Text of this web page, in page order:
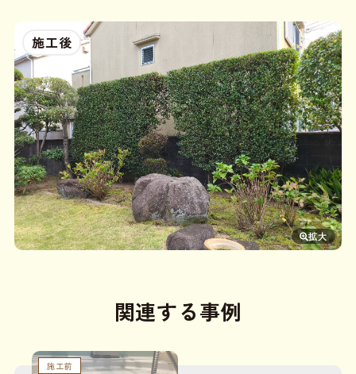
施工後
関連する事例
施工前